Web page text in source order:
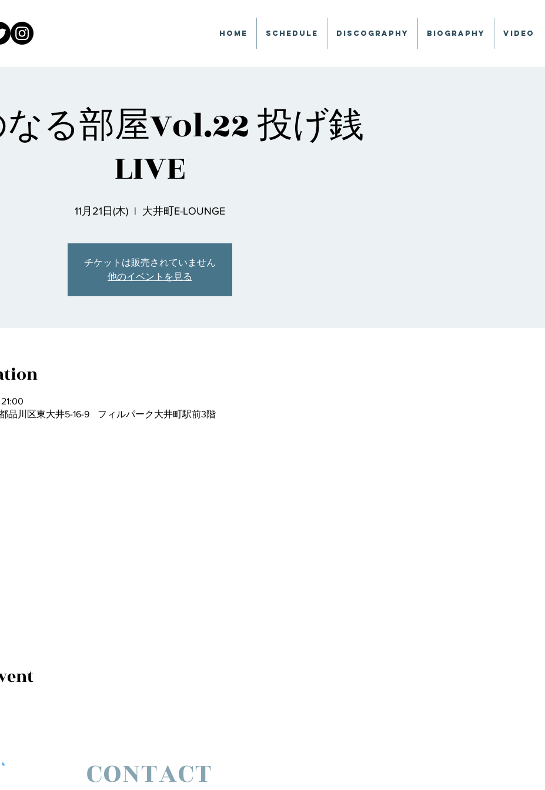
Home Schedule Discography Biography Video
る部屋Vol.22 投げ銭
LIVE
11月21日(木)
  |
大井町E-LOUNGE
チケットは販売されていません
他のイベントを見る
品川区東大井5-16-9 フィルパーク大井町駅前3階
CONTACT